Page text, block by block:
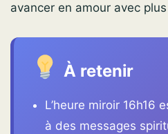
avancer en amour avec
À retenir
L’heure miroir 16h16
à des messages